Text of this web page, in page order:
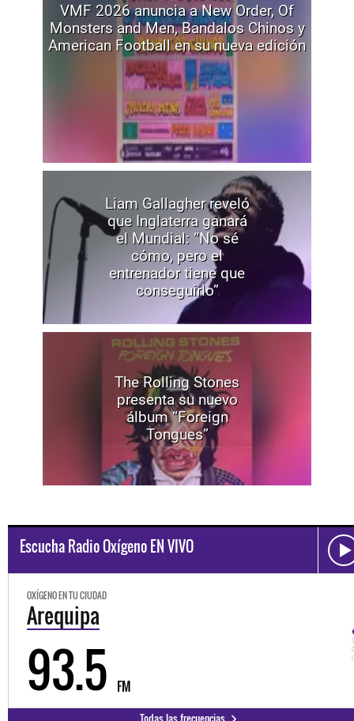
VMF 2026 anuncia a New Order, Of
Monsters and Men, Bandalos Chinos y
American Football en su nueva edición
Liam Gallagher reveló
que Inglaterra ganará
el Mundial: “No sé
cómo, pero el
entrenador tiene que
conseguirlo”
The Rolling Stones
presenta su nuevo
álbum “Foreign
Tongues”
Escucha Radio Oxígeno EN VIVO
OXÍGENO EN TU CIUDAD
Trujillo
98.3 FM
Todas las frecuencias